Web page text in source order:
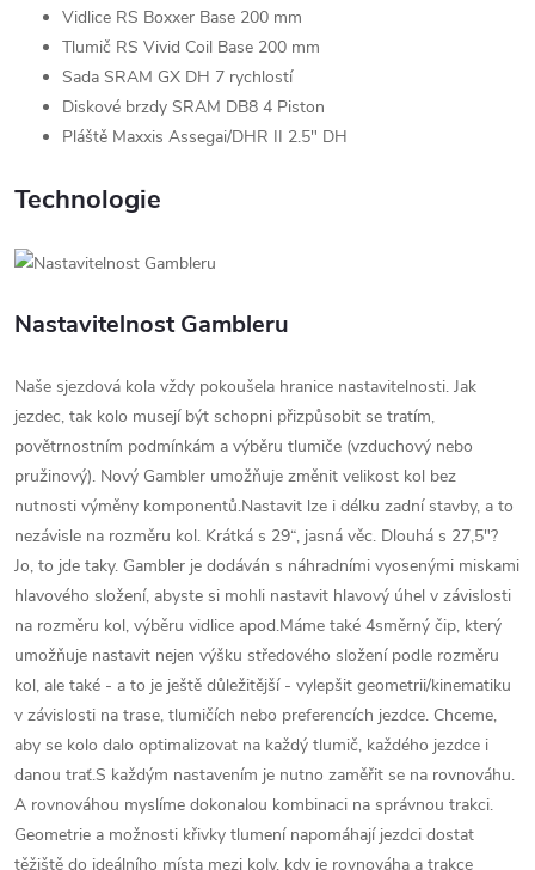
Vidlice RS Boxxer Base 200 mm
Tlumič RS Vivid Coil Base 200 mm
Sada SRAM GX DH 7 rychlostí
Diskové brzdy SRAM DB8 4 Piston
Pláště Maxxis Assegai/DHR II 2.5" DH
Technologie
Nastavitelnost Gambleru
Naše sjezdová kola vždy pokoušela hranice nastavitelnosti. Jak
jezdec, tak kolo musejí být schopni přizpůsobit se tratím,
povětrnostním podmínkám a výběru tlumiče (vzduchový nebo
pružinový). Nový Gambler umožňuje změnit velikost kol bez
nutnosti výměny komponentů.Nastavit lze i délku zadní stavby, a to
nezávisle na rozměru kol. Krátká s 29“, jasná věc. Dlouhá s 27,5"?
Jo, to jde taky. Gambler je dodáván s náhradními vyosenými miskami
hlavového složení, abyste si mohli nastavit hlavový úhel v závislosti
na rozměru kol, výběru vidlice apod.Máme také 4směrný čip, který
umožňuje nastavit nejen výšku středového složení podle rozměru
kol, ale také - a to je ještě důležitější - vylepšit geometrii/kinematiku
v závislosti na trase, tlumičích nebo preferencích jezdce. Chceme,
aby se kolo dalo optimalizovat na každý tlumič, každého jezdce i
danou trať.S každým nastavením je nutno zaměřit se na rovnováhu.
A rovnováhou myslíme dokonalou kombinaci na správnou trakci.
Geometrie a možnosti křivky tlumení napomáhají jezdci dostat
těžiště do ideálního místa mezi koly, kdy je rovnováha a trakce